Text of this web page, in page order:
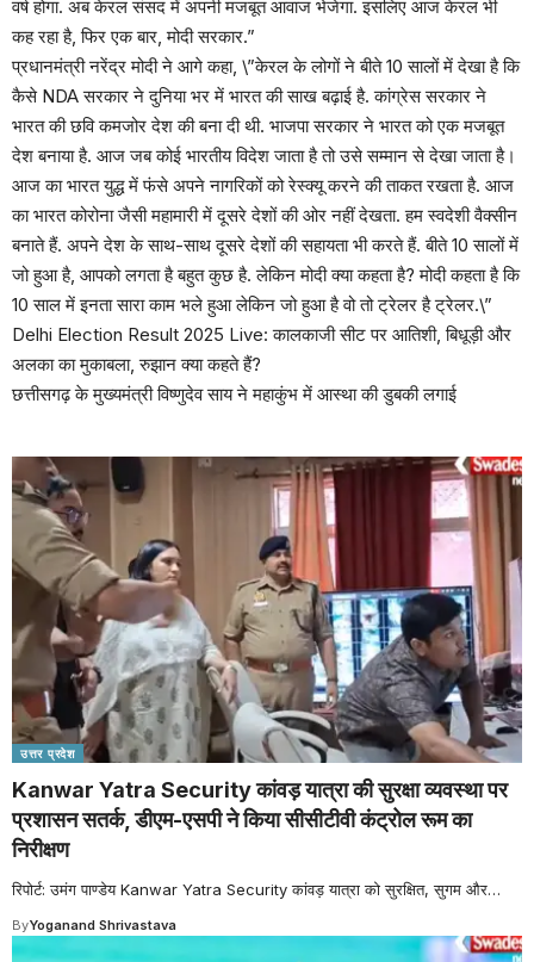
वर्ष होगा. अब केरल संसद में अपनी मजबूत आवाज भेजेगा. इसलिए आज केरल भी
कह रहा है, फिर एक बार, मोदी सरकार.”
प्रधानमंत्री नरेंद्र मोदी ने आगे कहा, \”केरल के लोगों ने बीते 10 सालों में देखा है कि
कैसे NDA सरकार ने दुनिया भर में भारत की साख बढ़ाई है. कांग्रेस सरकार ने
भारत की छवि कमजोर देश की बना दी थी. भाजपा सरकार ने भारत को एक मजबूत
देश बनाया है. आज जब कोई भारतीय विदेश जाता है तो उसे सम्मान से देखा जाता है।
आज का भारत युद्ध में फंसे अपने नागरिकों को रेस्क्यू करने की ताकत रखता है. आज
का भारत कोरोना जैसी महामारी में दूसरे देशों की ओर नहीं देखता. हम स्वदेशी वैक्सीन
बनाते हैं. अपने देश के साथ-साथ दूसरे देशों की सहायता भी करते हैं. बीते 10 सालों में
जो हुआ है, आपको लगता है बहुत कुछ है. लेकिन मोदी क्या कहता है? मोदी कहता है कि
10 साल में इनता सारा काम भले हुआ लेकिन जो हुआ है वो तो ट्रेलर है ट्रेलर.\”
Delhi Election Result 2025 Live: कालकाजी सीट पर आतिशी, बिधूड़ी और
अलका का मुकाबला, रुझान क्या कहते हैं?
छत्तीसगढ़ के मुख्यमंत्री विष्णुदेव साय ने महाकुंभ में आस्था की डुबकी लगाई
उत्तर प्रदेश
Kanwar Yatra Security कांवड़ यात्रा की सुरक्षा व्यवस्था पर
प्रशासन सतर्क, डीएम-एसपी ने किया सीसीटीवी कंट्रोल रूम का
निरीक्षण
रिपोर्ट: उमंग पाण्डेय Kanwar Yatra Security कांवड़ यात्रा को सुरक्षित, सुगम और…
ByYoganand Shrivastava